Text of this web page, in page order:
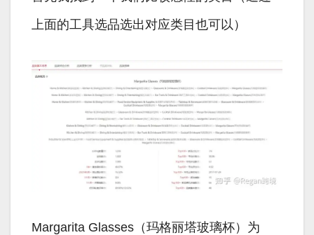
上面的工具选品选出对应类目也可以）
Margarita Glasses（玛格丽塔玻璃杯）为